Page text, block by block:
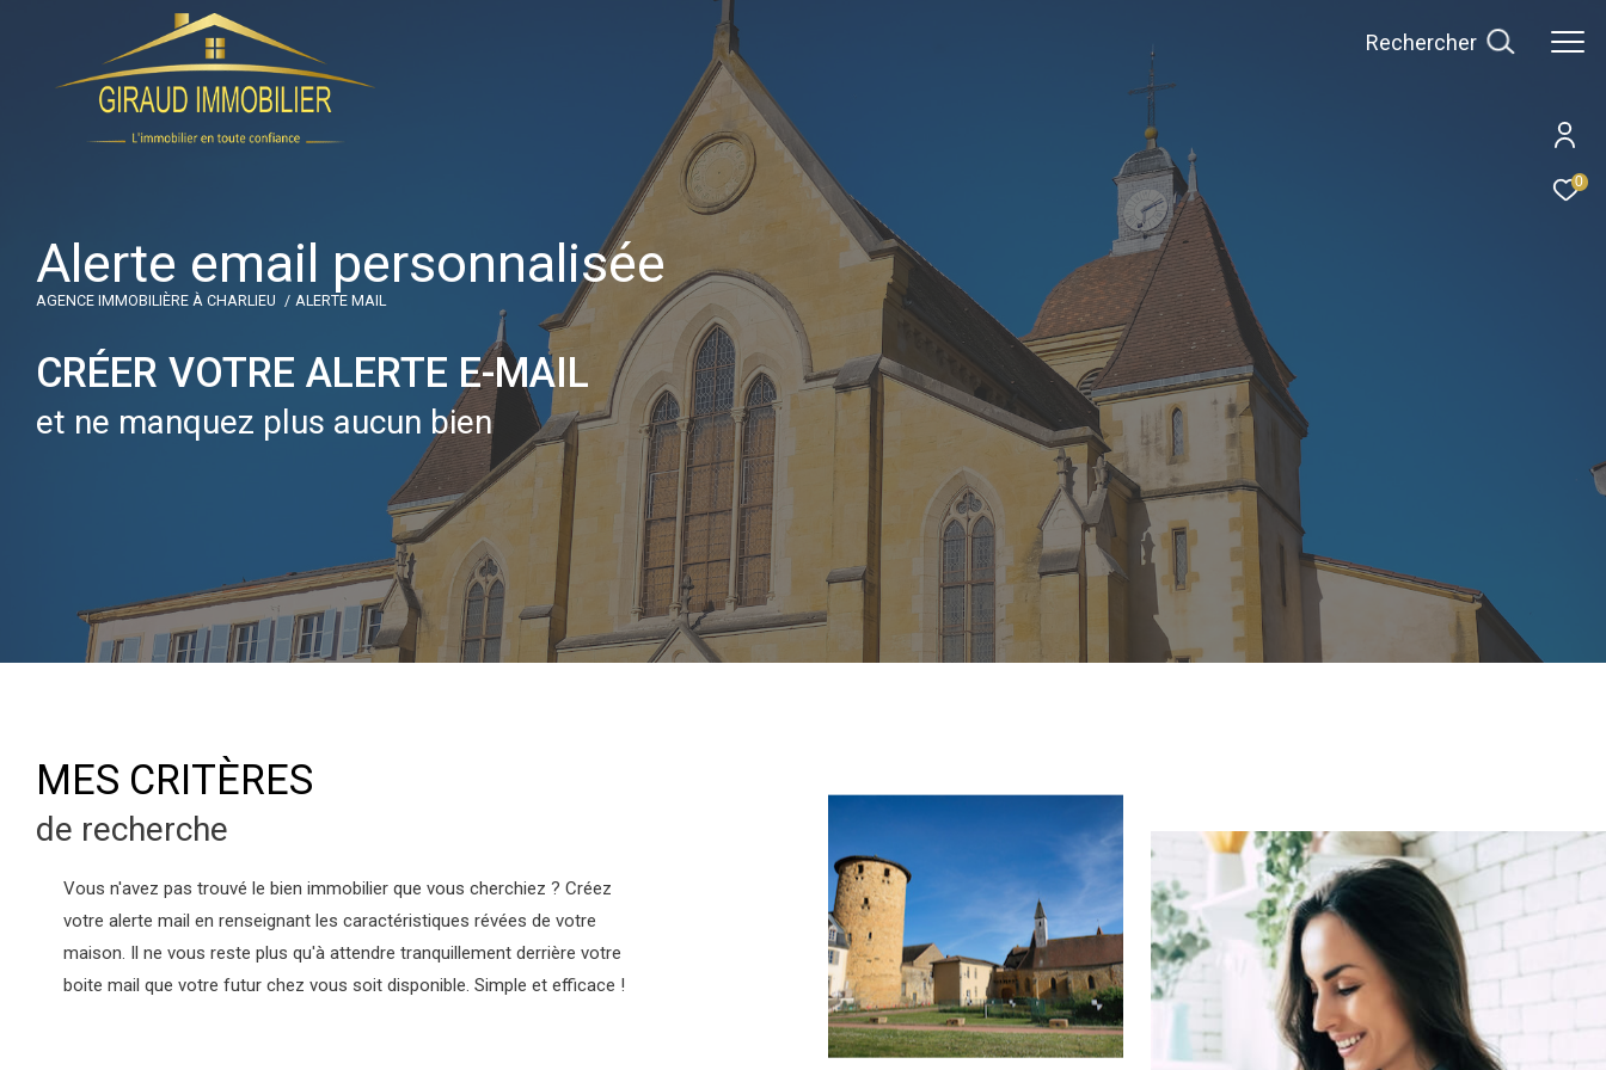
0
Rechercher
Alerte email personnalisée
AGENCE IMMOBILIÈRE À CHARLIEU ALERTE MAIL
CRÉER VOTRE ALERTE E-MAIL
et ne manquez plus aucun bien
MES CRITÈRES
de recherche
Vous n'avez pas trouvé le bien immobilier que vous cherchiez ? Créez
votre alerte mail en renseignant les caractéristiques révées de votre
maison. Il ne vous reste plus qu'à attendre tranquillement derrière votre
boite mail que votre futur chez vous soit disponible. Simple et efficace !